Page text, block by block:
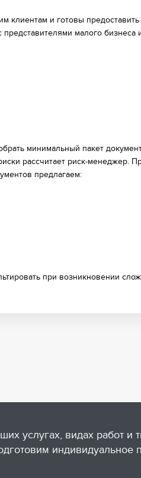
клиентам и готовы
малого
минимальный пакет
рассчитает риск-менеджер.
предлагаем:
при возникновении
услугах, видах работ и
индивидуальное